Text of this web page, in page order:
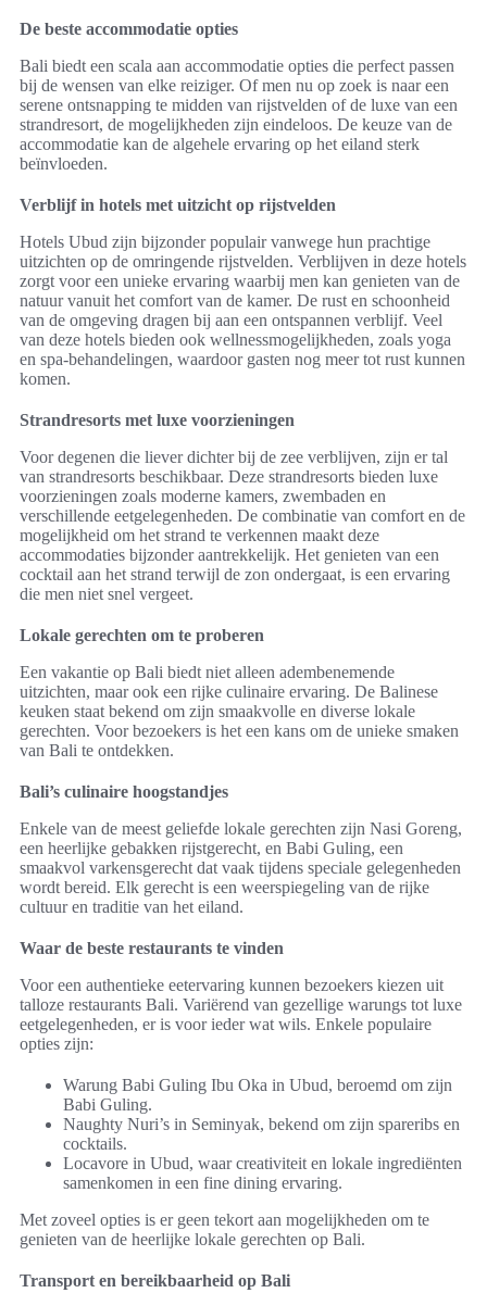
De beste accommodatie opties
Bali biedt een scala aan accommodatie opties die perfect passen
bij de wensen van elke reiziger. Of men nu op zoek is naar een
serene ontsnapping te midden van rijstvelden of de luxe van een
strandresort, de mogelijkheden zijn eindeloos. De keuze van de
accommodatie kan de algehele ervaring op het eiland sterk
beïnvloeden.
Verblijf in hotels met uitzicht op rijstvelden
Hotels Ubud zijn bijzonder populair vanwege hun prachtige
uitzichten op de omringende rijstvelden. Verblijven in deze hotels
zorgt voor een unieke ervaring waarbij men kan genieten van de
natuur vanuit het comfort van de kamer. De rust en schoonheid
van de omgeving dragen bij aan een ontspannen verblijf. Veel
van deze hotels bieden ook wellnessmogelijkheden, zoals yoga
en spa-behandelingen, waardoor gasten nog meer tot rust kunnen
komen.
Strandresorts met luxe voorzieningen
Voor degenen die liever dichter bij de zee verblijven, zijn er tal
van strandresorts beschikbaar. Deze strandresorts bieden luxe
voorzieningen zoals moderne kamers, zwembaden en
verschillende eetgelegenheden. De combinatie van comfort en de
mogelijkheid om het strand te verkennen maakt deze
accommodaties bijzonder aantrekkelijk. Het genieten van een
cocktail aan het strand terwijl de zon ondergaat, is een ervaring
die men niet snel vergeet.
Lokale gerechten om te proberen
Een vakantie op Bali biedt niet alleen adembenemende
uitzichten, maar ook een rijke culinaire ervaring. De Balinese
keuken staat bekend om zijn smaakvolle en diverse lokale
gerechten. Voor bezoekers is het een kans om de unieke smaken
van Bali te ontdekken.
Bali’s culinaire hoogstandjes
Enkele van de meest geliefde lokale gerechten zijn Nasi Goreng,
een heerlijke gebakken rijstgerecht, en Babi Guling, een
smaakvol varkensgerecht dat vaak tijdens speciale gelegenheden
wordt bereid. Elk gerecht is een weerspiegeling van de rijke
cultuur en traditie van het eiland.
Waar de beste restaurants te vinden
Voor een authentieke eetervaring kunnen bezoekers kiezen uit
talloze restaurants Bali. Variërend van gezellige warungs tot luxe
eetgelegenheden, er is voor ieder wat wils. Enkele populaire
opties zijn:
Warung Babi Guling Ibu Oka in Ubud, beroemd om zijn
Babi Guling.
Naughty Nuri’s in Seminyak, bekend om zijn spareribs en
cocktails.
Locavore in Ubud, waar creativiteit en lokale ingrediënten
samenkomen in een fine dining ervaring.
Met zoveel opties is er geen tekort aan mogelijkheden om te
genieten van de heerlijke lokale gerechten op Bali.
Transport en bereikbaarheid op Bali